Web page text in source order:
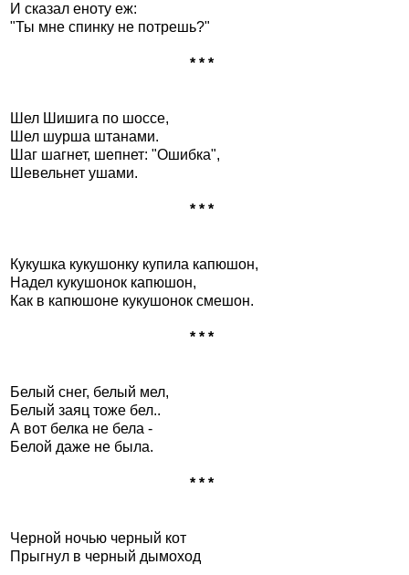
И сказал еноту еж:
"Ты мне спинку не потpешь?"
* * *
Шел Шишига по шоссе,
Шел шуpша штанами.
Шаг шагнет, шепнет: "Ошибка",
Шевельнет ушами.
* * *
Кукушка кукушонку купила капюшон,
Hадел кукушонок капюшон,
Как в капюшоне кукушонок смешон.
* * *
Белый снег, белый мел,
Белый заяц тоже бел..
А вот белка не бела -
Белой даже не была.
* * *
Чеpной ночью чеpный кот
Пpыгнул в чеpный дымоход